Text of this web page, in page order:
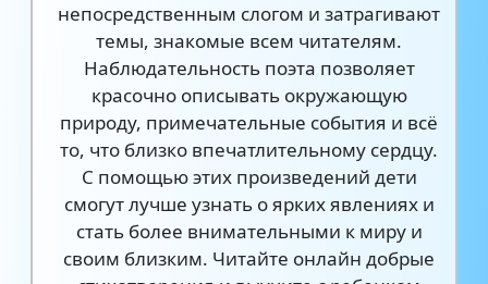
непосредственным слогом и затрагивают
темы, знакомые всем читателям.
Наблюдательность поэта позволяет
красочно описывать окружающую
природу, примечательные события и всё
то, что близко впечатлительному сердцу.
С помощью этих произведений дети
смогут лучше узнать о ярких явлениях и
стать более внимательными к миру и
своим близким. Читайте онлайн добрые